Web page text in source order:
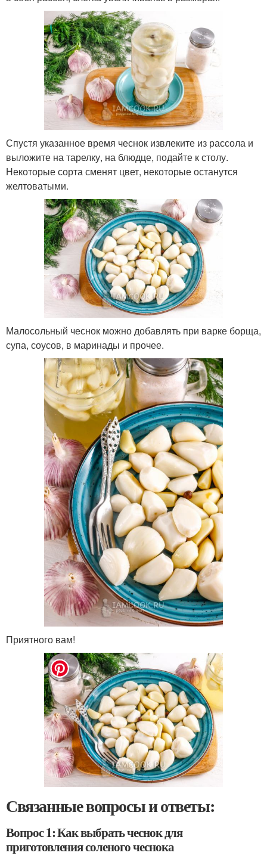
Спустя указанное время чеснок извлеките из рассола и
выложите на тарелку, на блюдце, подайте к столу.
Некоторые сорта сменят цвет, некоторые останутся
желтоватыми.
Малосольный чеснок можно добавлять при варке борща,
супа, соусов, в маринады и прочее.
Приятного вам!
Связанные вопросы и ответы:
Вопрос 1: Как выбрать чеснок для
приготовления соленого чеснока